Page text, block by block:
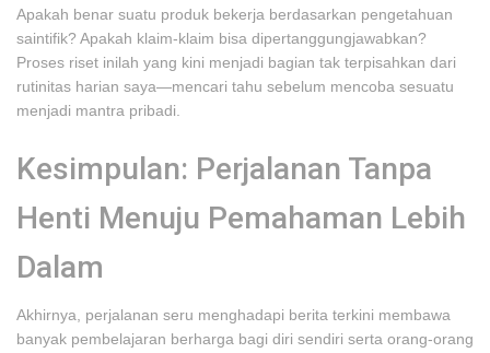
Apakah benar suatu produk bekerja berdasarkan pengetahuan
saintifik? Apakah klaim-klaim bisa dipertanggungjawabkan?
Proses riset inilah yang kini menjadi bagian tak terpisahkan dari
rutinitas harian saya—mencari tahu sebelum mencoba sesuatu
menjadi mantra pribadi.
Kesimpulan: Perjalanan Tanpa
Henti Menuju Pemahaman Lebih
Dalam
Akhirnya, perjalanan seru menghadapi berita terkini membawa
banyak pembelajaran berharga bagi diri sendiri serta orang-orang